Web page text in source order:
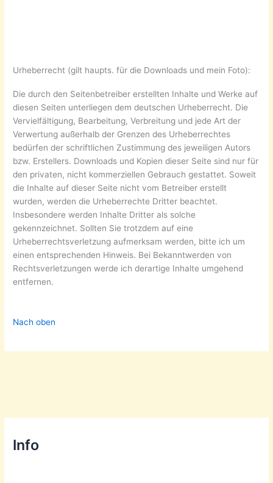
Urheberrecht (gilt haupts. für die Downloads und mein Foto):
Die durch den Seitenbetreiber erstellten Inhalte und Werke auf
diesen Seiten unterliegen dem deutschen Urheberrecht. Die
Vervielfältigung, Bearbeitung, Verbreitung und jede Art der
Verwertung außerhalb der Grenzen des Urheberrechtes
bedürfen der schriftlichen Zustimmung des jeweiligen Autors
bzw. Erstellers. Downloads und Kopien dieser Seite sind nur für
den privaten, nicht kommerziellen Gebrauch gestattet. Soweit
die Inhalte auf dieser Seite nicht vom Betreiber erstellt
wurden, werden die Urheberrechte Dritter beachtet.
Insbesondere werden Inhalte Dritter als solche
gekennzeichnet. Sollten Sie trotzdem auf eine
Urheberrechtsverletzung aufmerksam werden, bitte ich um
einen entsprechenden Hinweis. Bei Bekanntwerden von
Rechtsverletzungen werde ich derartige Inhalte umgehend
entfernen.
Nach oben
Info